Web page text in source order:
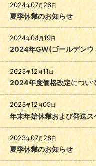
2024年07月26日
夏季休業のお知らせ
2024年04月19日
2024年GW(ゴールデンウ
2023年12月11日
2024年度価格改定につい
2023年12月05日
年末年始休業および発送
2023年07月28日
夏季休業のお知らせ